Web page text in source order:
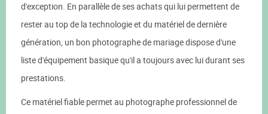
d'exception. En parallèle de ses achats qui lui permettent de
rester au top de la technologie et du matériel de dernière
génération, un bon photographe de mariage dispose d'une
liste d'équipement basique qu'il a toujours avec lui durant ses
prestations.
Ce matériel fiable permet au photographe professionnel de